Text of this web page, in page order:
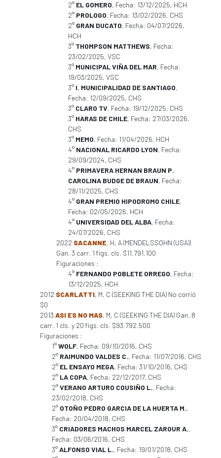
2° EL GOMERO, Fecha: 13/12/2025, HCH
2° PROLOGO, Fecha: 13/02/2026, CHS
2° GRAN DUCATO, Fecha: 04/07/2026,
HCH
3° THOMPSON MATTHEWS, Fecha:
23/02/2025, VSC
3° MUNICIPAL VIÑA DEL MAR, Fecha:
19/03/2025, VSC
3° I. MUNICIPALIDAD DE SANTIAGO,
Fecha: 12/09/2025, CHS
3° CLARO TV, Fecha: 19/12/2025, CHS
3° HARAS DE CHILE, Fecha: 27/03/2026,
CHS
3° MEMO, Fecha: 11/04/2026, HCH
4° NACIONAL RICARDO LYON, Fecha:
29/09/2024, CHS
4° PRIMAVERA HERNAN BRAUN P.
CAROLINA BUDGE DE BRAUN, Fecha:
28/11/2025, CHS
4° GRAN PREMIO HIPODROMO CHILE,
Fecha: 02/05/2026, HCH
4° UNIVERSIDAD DEL ALBA, Fecha:
24/07/2026, CHS
2022 SACANNE, H, A (MENDELSSOHN (USA))
Gan. 3 carr. 1 figs. cls. $11.791.100
Figuraciones :
4° FERNANDO POBLETE ORREGO, Fecha:
13/12/2025, HCH
2012 SCARLATTI, M, C (SEEKING THE DIA) No corrió
$0
2013 ASI ES NO MAS, M, C (SEEKING THE DIA) Gan. 8
carr. 1 cls. y 20 figs. cls. $93.792.500
Figuraciones :
1°WOLF, Fecha: 09/10/2016, CHS
2° RAIMUNDO VALDES C., Fecha: 11/07/2016, CHS
2° EL ENSAYO MEGA, Fecha: 31/10/2016, CHS
2° LA COPA, Fecha: 22/12/2017, CHS
2°VERANO ARTURO COUSIÑO L., Fecha:
23/02/2018, CHS
2° OTOÑO PEDRO GARCIA DE LA HUERTA M.,
Fecha: 20/04/2018, CHS
3° CRIADORES MACHOS MARCEL ZAROUR A.,
Fecha: 03/06/2016, CHS
3°ALFONSO VIAL L., Fecha: 19/01/2018, CHS